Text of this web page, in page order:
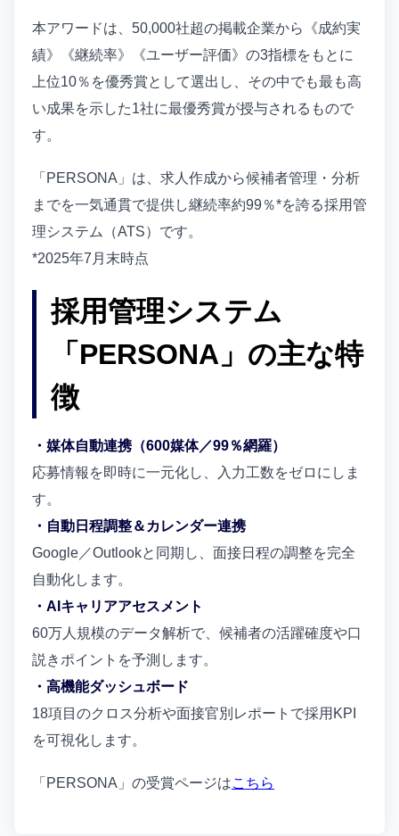
本アワードは、50,000社超の掲載企業から《成約実
績》《継続率》《ユーザー評価》の3指標をもとに
上位10％を優秀賞として選出し、その中でも最も高
い成果を示した1社に最優秀賞が授与されるもので
す。
「PERSONA」は、求人作成から候補者管理・分析
までを一気通貫で提供し継続率約99％*を誇る採用管
理システム（ATS）です。
*2025年7月末時点
採用管理システム
「PERSONA」の主な特
徴
・媒体自動連携（600媒体／99％網羅）
応募情報を即時に一元化し、入力工数をゼロにしま
す。
・自動日程調整＆カレンダー連携
Google／Outlookと同期し、面接日程の調整を完全
自動化します。
・AIキャリアアセスメント
60万人規模のデータ解析で、候補者の活躍確度や口
説きポイントを予測します。
・高機能ダッシュボード
18項目のクロス分析や面接官別レポートで採用KPI
を可視化します。
「PERSONA」の受賞ページはこちら